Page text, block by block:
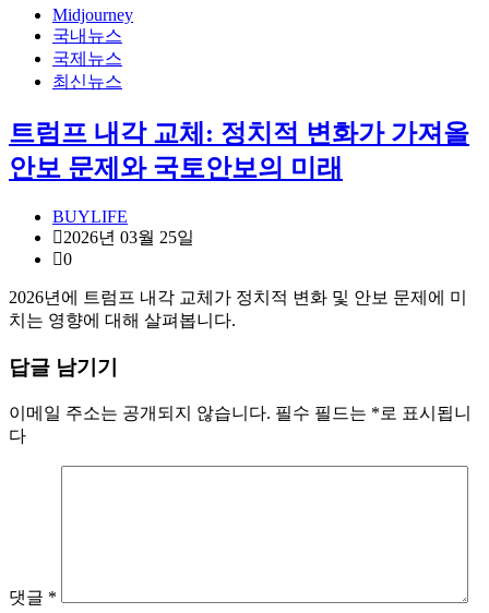
Midjourney
국내뉴스
국제뉴스
최신뉴스
트럼프 내각 교체: 정치적 변화가 가져올
안보 문제와 국토안보의 미래
BUYLIFE
2026년 03월 25일
0
2026년에 트럼프 내각 교체가 정치적 변화 및 안보 문제에 미
치는 영향에 대해 살펴봅니다.
답글 남기기
이메일 주소는 공개되지 않습니다. 필수 필드는 *로 표시됩니
다
댓글 *